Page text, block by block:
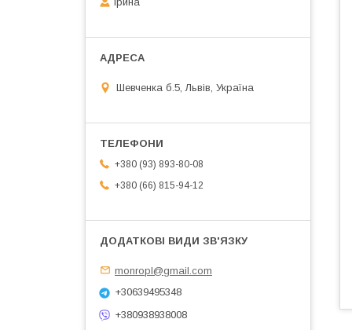
Шевченка б.5, Львів, Україна
+380 (93) 893-80-08
+380 (66) 815-94-12
monropl@gmail.com
+30639495348
+380938938008